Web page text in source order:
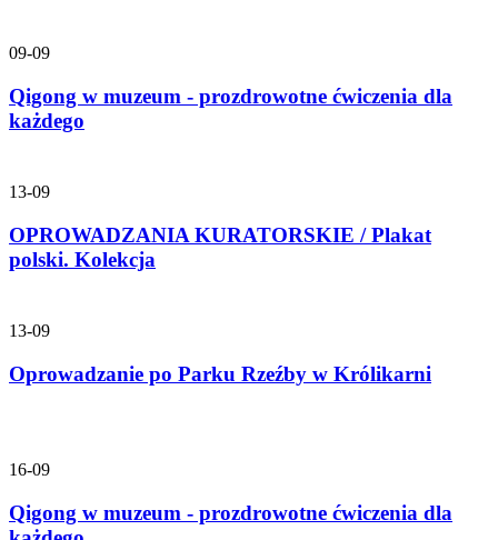
09-09
Qigong w muzeum - prozdrowotne ćwiczenia dla
każdego
13-09
OPROWADZANIA KURATORSKIE / Plakat
polski. Kolekcja
13-09
Oprowadzanie po Parku Rzeźby w Królikarni
16-09
Qigong w muzeum - prozdrowotne ćwiczenia dla